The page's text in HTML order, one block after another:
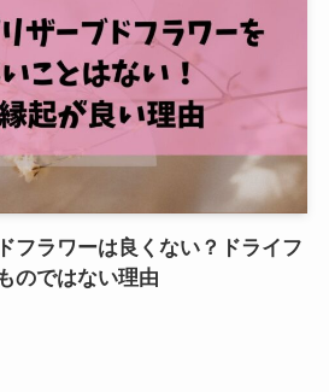
フラワーは良くない？ドライフ
のではない理由